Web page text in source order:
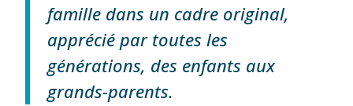
famille dans un cadre original,
apprécié par toutes les
générations, des enfants aux
grands-parents.